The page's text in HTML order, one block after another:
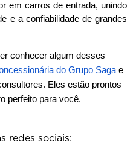
em carros de entrada, unindo
e a confiabilidade de grandes
conhecer algum desses
do Grupo Sagae
Eles estão prontos
perfeito para você.
redes sociais: